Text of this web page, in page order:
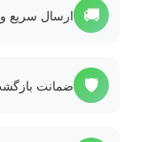
🚚 ارسال سریع و
🛡️ ضمانت